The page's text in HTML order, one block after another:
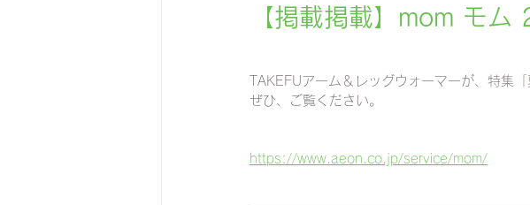
【掲載掲載】mom モ
TAKEFUアーム＆レッグウォーマーが、特集
ぜひ、ご覧ください。
https://www.aeon.co.jp/service/mom/